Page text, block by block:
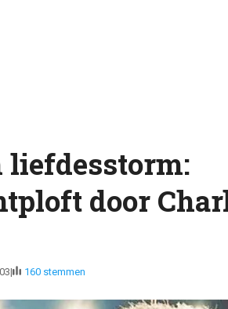
liefdesstorm:
door
160 stemmen